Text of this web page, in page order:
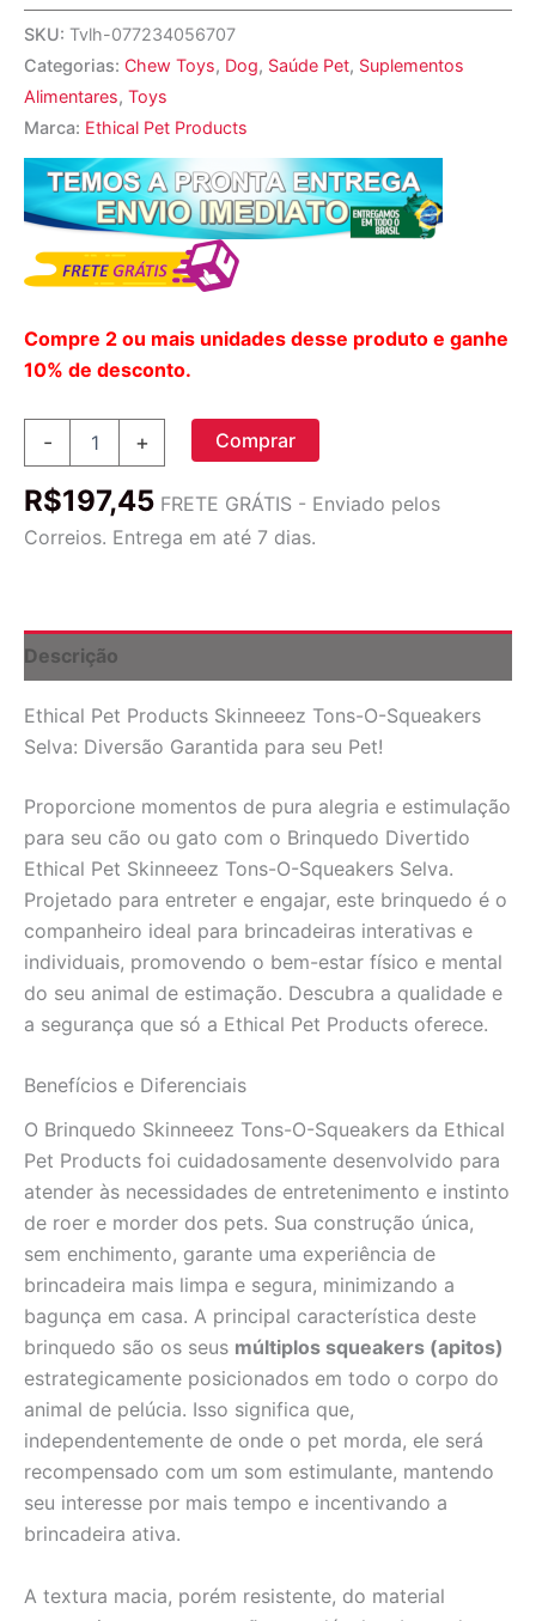
SKU: Tvlh-077234056707
Categorias: Chew Toys, Dog, Saúde Pet, Suplementos
Alimentares, Toys
Marca: Ethical Pet Products
Compre 2 ou mais unidades desse produto e ganhe
10% de desconto.
-
Pet
Tons-
Cães
Gatos
-
(Aprox.
100g)
quantidade
+ Comprar
R$197,45 FRETE GRÁTIS - Enviado pelos
Correios. Entrega em até 7 dias.
Descrição
Ethical Pet Products Skinneeez Tons-O-Squeakers
Selva: Diversão Garantida para seu Pet!
Proporcione momentos de pura alegria e estimulação
para seu cão ou gato com o Brinquedo Divertido
Ethical Pet Skinneeez Tons-O-Squeakers Selva.
Projetado para entreter e engajar, este brinquedo é o
companheiro ideal para brincadeiras interativas e
individuais, promovendo o bem-estar físico e mental
do seu animal de estimação. Descubra a qualidade e
a segurança que só a Ethical Pet Products oferece.
Benefícios e Diferenciais
O Brinquedo Skinneeez Tons-O-Squeakers da Ethical
Pet Products foi cuidadosamente desenvolvido para
atender às necessidades de entretenimento e instinto
de roer e morder dos pets. Sua construção única,
sem enchimento, garante uma experiência de
brincadeira mais limpa e segura, minimizando a
bagunça em casa. A principal característica deste
brinquedo são os seus múltiplos squeakers (apitos)
estrategicamente posicionados em todo o corpo do
animal de pelúcia. Isso significa que,
independentemente de onde o pet morda, ele será
recompensado com um som estimulante, mantendo
seu interesse por mais tempo e incentivando a
brincadeira ativa.
A textura macia, porém resistente, do material